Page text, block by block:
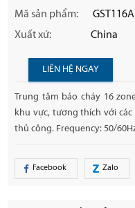
Mã sản phẩm:
GST116A
Xuất xứ:
China
LIÊN HỆ NGAY
Trung tâm báo cháy 16
khu vực, tương thích với
thủ công. Frequency: 50/
Facebook Zalo